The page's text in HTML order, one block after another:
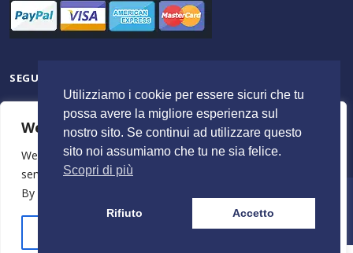
We value your privacy
We use cookies to enhance your browsing experience,
serve personalised ads or content, and analyse our traffic.
By clicking "Accept All", you consent to our use of cookies.
Reject All Accept All
SEGUICI SU
© 2023 ItalyShoppers - P.I 02720720602 | Credit byMimosaBlu
Utilizziamo i cookie per essere sicuri che tu
possa avere la migliore esperienza sul
nostro sito. Se continui ad utilizzare questo
sito noi assumiamo che tu ne sia felice.
Scopri di più
Rifiuto Accetto